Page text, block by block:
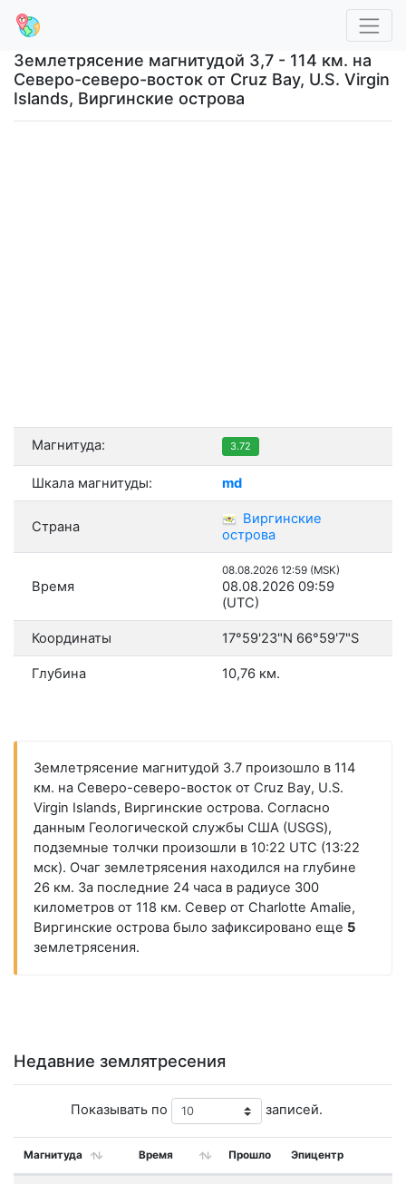
Землетрясение магнитудой 3,7 - 114 км. на
Северо-северо-восток от Cruz Bay, U.S. Virgin
Islands, Виргинские острова
Магнитуда: 3.72
Шкала магнитуды: md
Страна
Виргинские
острова
Время
08.08.2026 12:59 (MSK)
08.08.2026 09:59
(UTC)
Координаты 17°59'23"N 66°59'7"S
Глубина 10,76 км.
Землетрясение магнитудой 3.7 произошло в 114
км. на Северо-северо-восток от Cruz Bay, U.S.
Virgin Islands, Виргинские острова. Согласно
данным Геологической службы США (USGS),
подземные толчки произошли в 10:22 UTC (13:22
мск). Очаг землетрясения находился на глубине
26 км. За последние 24 часа в радиусе 300
километров от 118 км. Север от Charlotte Amalie,
Виргинские острова было зафиксировано еще 5
землетрясения.
Недавние землятресения
Показывать по записей.
Магнитуда Время Прошло Эпицентр